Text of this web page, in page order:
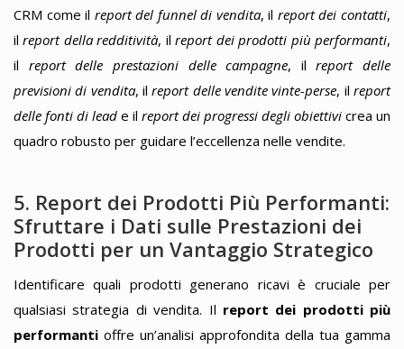
CRM come il report del funnel di vendita, il report dei contatti,
ilreport della redditività, ilreport dei prodotti più performanti,
il report delle prestazioni delle campagne, ilreport delle
previsioni di vendita, ilreport delle vendite vinte-perse, ilreport
delle fonti di lead e il report dei progressi degli obiettivi crea un
quadro robusto per guidare l’eccellenza nelle vendite.
5. Report dei Prodotti Più Performanti:
Sfruttare i Dati sulle Prestazioni dei
Prodotti per un Vantaggio Strategico
Identificare quali prodotti generano ricavi è cruciale per
qualsiasi strategia di vendita. Il report dei prodotti più
performanti offre un’analisi approfondita della tua gamma